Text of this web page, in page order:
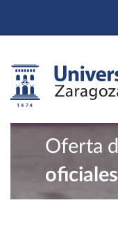
Oferta
oficiales